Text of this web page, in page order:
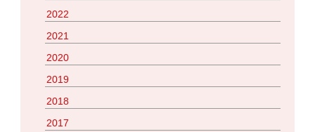
2022
2021
2020
2019
2018
2017